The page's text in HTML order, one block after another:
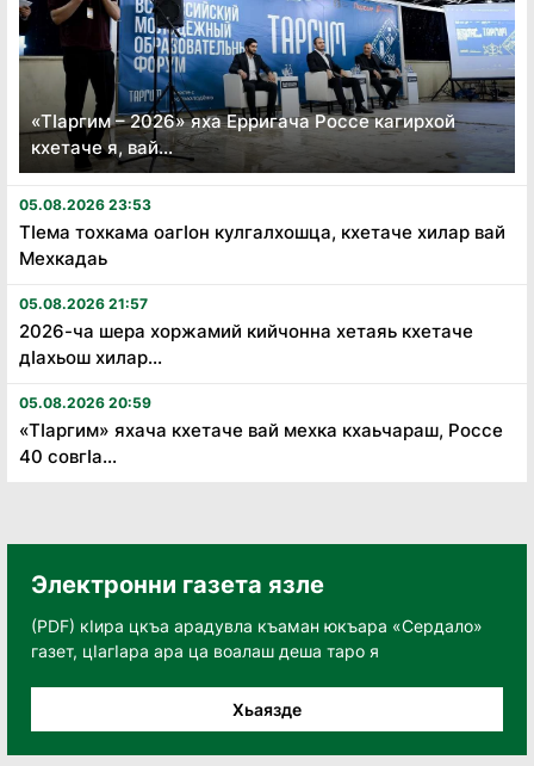
«Тӏаргим – 2026» яха Ерригача Россе кагирхой
кхетаче я, вай...
05.08.2026 23:53
Тӏема тохкама оагӏон кулгалхошца, кхетаче хилар вай
Мехкадаь
05.08.2026 21:57
2026-ча шера хоржамий кийчонна хетаяь кхетаче
дӏахьош хилар...
05.08.2026 20:59
«Тӏаргим» яхача кхетаче вай мехка кхаьчараш, Россе
40 совгӏа...
Электронни газета язле
(PDF) кӀира цкъа арадувла къаман юкъара «Сердало»
газет, цӀагӀара ара ца воалаш деша таро я
Хьаязде